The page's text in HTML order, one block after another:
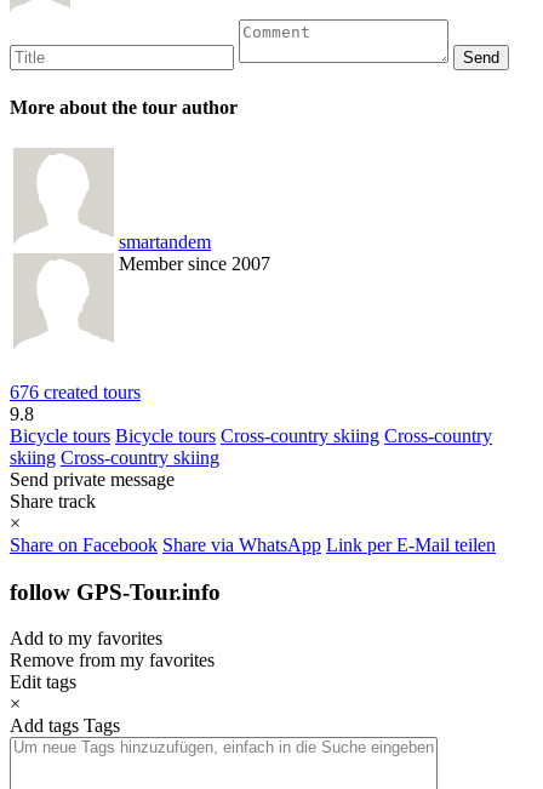
More about the tour author
smartandem
Member since 2007
676 created tours
9.8
Bicycle tours Bicycle tours Cross-country skiing Cross-country
skiing Cross-country skiing
Send private message
Share track
×
Share on Facebook Share via WhatsApp Link per E-Mail teilen
follow GPS-Tour.info
Add to my favorites
Remove from my favorites
Edit tags
×
Add tags Tags